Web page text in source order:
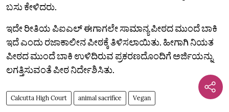
ಬಸು ಕೇಳಿದರು.
ಇದೇ ರೀತಿಯ ಪಿಐಎಲ್ ಈಗಾಗಲೇ ಸಾಮಾನ್ಯ ಪೀಠದ ಮುಂದೆ ಬಾಕಿ
ಇದೆ ಎಂದು ರಜಾಕಾಲೀನ ಪೀಠಕ್ಕೆ ತಿಳಿಸಲಾಯಿತು. ಹೀಗಾಗಿ ನಿಯತ
ಪೀಠದ ಮುಂದೆ ಬಾಕಿ ಉಳಿದಿರುವ ಪ್ರಕರಣದೊಂದಿಗೆ ಅರ್ಜಿಯನ್ನು
ಲಗತ್ತಿಸುವಂತೆ ಪೀಠ ನಿರ್ದೇಶಿಸಿತು.
Calcutta High Court animal sacrifice Vegan